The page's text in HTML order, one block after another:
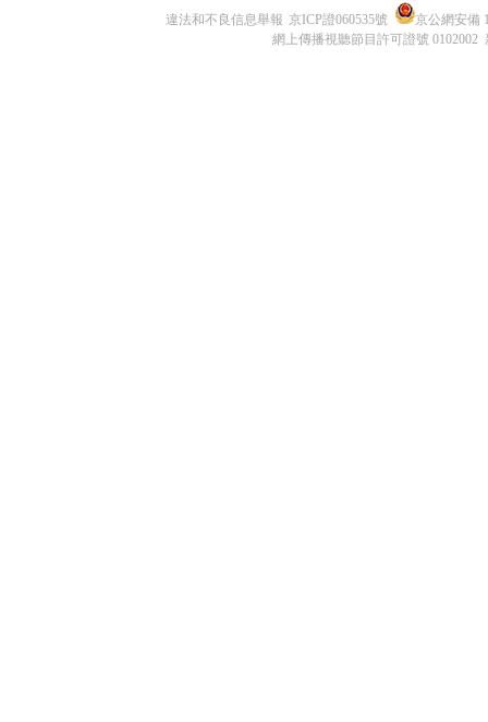
違法和不良信息舉報 京ICP證060535號
京公網安備
網上傳播視聽節目許可證號 0102002